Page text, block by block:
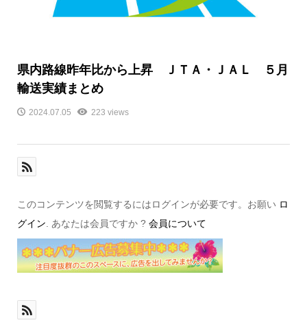
県内路線昨年比から上昇 ＪＴＡ・ＪＡＬ ５月
輸送実績まとめ
2024.07.05 223 views
このコンテンツを閲覧するにはログインが必要です。お願い ロ
グイン . あなたは会員ですか ? 会員について